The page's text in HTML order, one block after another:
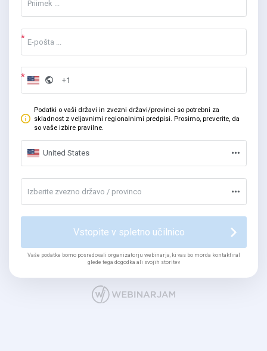
Podatki o vaši državi in zvezni državi/provinci so potrebni za
skladnost z veljavnimi regionalnimi predpisi. Prosimo, preverite, da
so vaše izbire pravilne.
United States
Izberite zvezno državo / provinco
Vstopite v spletno učilnico
Vaše podatke bomo posredovali organizatorju webinarja, ki vas bo morda kontaktiral
glede tega dogodka ali svojih storitev